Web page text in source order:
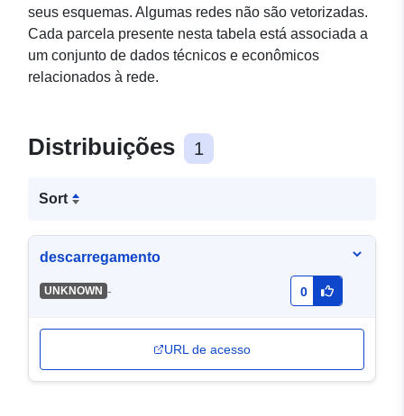
seus esquemas. Algumas redes não são vetorizadas.
Cada parcela presente nesta tabela está associada a
um conjunto de dados técnicos e econômicos
relacionados à rede.
Distribuições 1
Sort
descarregamento
UNKNOWN - 0
URL de acesso